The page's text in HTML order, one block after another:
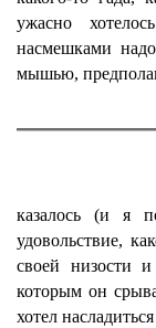
ужасно
насмешками
мышью,
казалось (и я
удовольствие,
своей низости
которым он
хотел